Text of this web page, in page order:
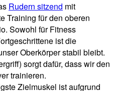
Rudern sitzend mit
Training für den oberen
Sowohl für Fitness
ist die
Oberkörper stabil bleibt.
sorgt dafür, dass wir den
trainieren.
Zielmuskel ist aufgrund